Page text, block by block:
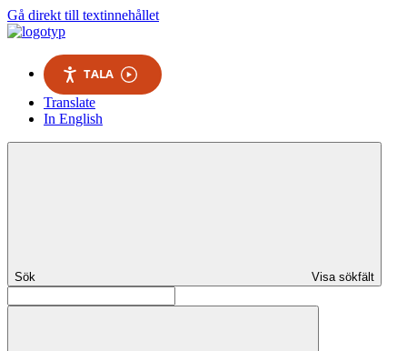
Gå direkt till textinnehållet
TALA
Translate
In English
Sök Visa sökfält